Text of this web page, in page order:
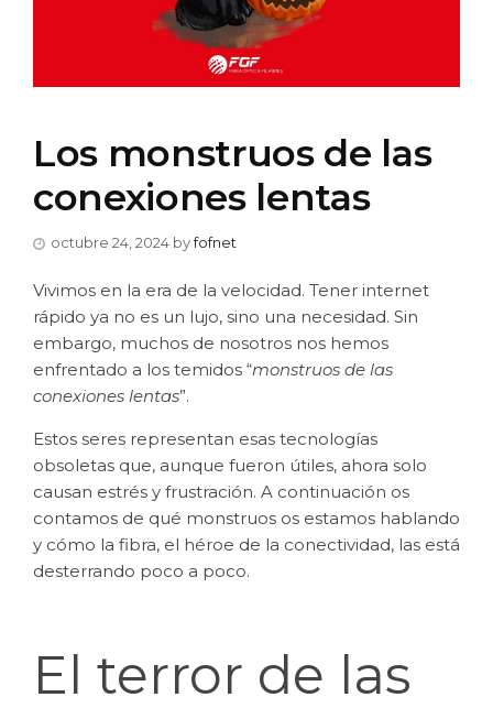
Los monstruos de las
conexiones lentas
octubre 24, 2024 byfofnet
Vivimos en la era de la velocidad. Tener internet
rápido ya no es un lujo, sino una necesidad. Sin
embargo, muchos de nosotros nos hemos
enfrentado a los temidos “monstruos de las
conexiones lentas”.
Estos seres representan esas tecnologías
obsoletas que, aunque fueron útiles, ahora solo
causan estrés y frustración. A continuación os
contamos de qué monstruos os estamos hablando
y cómo la fibra, el héroe de la conectividad, las está
desterrando poco a poco.
El terror de las